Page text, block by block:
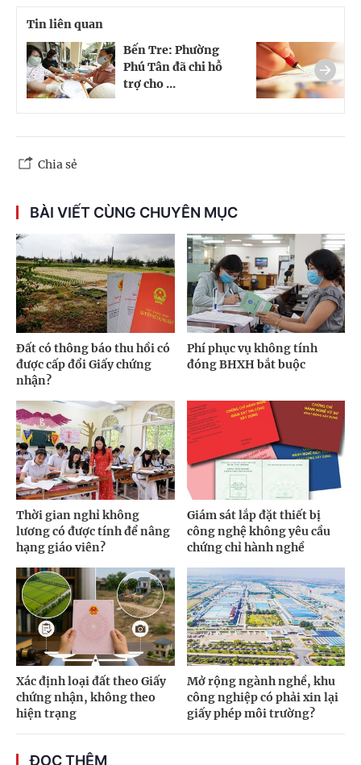
Tin liên quan
Bến Tre: Phường
Phú Tân đã chi hỗ
trợ cho ...
Chia sẻ
BÀI VIẾT CÙNG CHUYÊN MỤC
Đất có thông báo thu hồi có
được cấp đổi Giấy chứng
nhận?
Phí phục vụ không tính
đóng BHXH bắt buộc
Thời gian nghỉ không
lương có được tính để nâng
hạng giáo viên?
Giám sát lắp đặt thiết bị
công nghệ không yêu cầu
chứng chỉ hành nghề
Xác định loại đất theo Giấy
chứng nhận, không theo
hiện trạng
Mở rộng ngành nghề, khu
công nghiệp có phải xin lại
giấy phép môi trường?
ĐỌC THÊM